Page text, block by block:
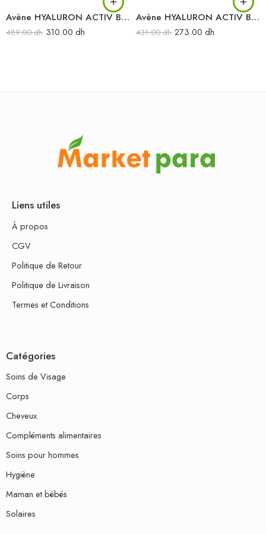
Avène HYALURON ACTIV B3 Sérum concentré repulpant 30 ml
489.00dh 310.00 dh
Avène HYALURON ACTIV B3 Soin regard triple correction nuit 15 ml
431.00dh 273.00 dh
Liens utiles
À propos
CGV
Politique de Retour
Politique de Livraison
Termes et Conditions
Catégories
Soins de Visage
Corps
Cheveux
Compléments alimentaires
Soins pour hommes
Hygiène
Maman et bébés
Solaires